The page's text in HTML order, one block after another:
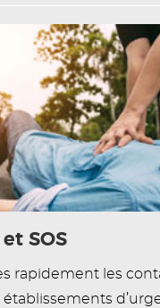
SOS
rapidement les
établissements